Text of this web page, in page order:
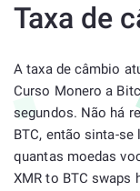
Taxa de
A taxa de câmbio
Curso Monero a
segundos. Não há
BTC, então sinta-se
quantas moedas
XMR to BTC swaps